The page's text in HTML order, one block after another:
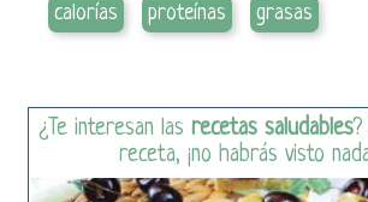
calorías proteínas grasas
¿Te interesan las recetas saludables
receta, ¡no habrás visto